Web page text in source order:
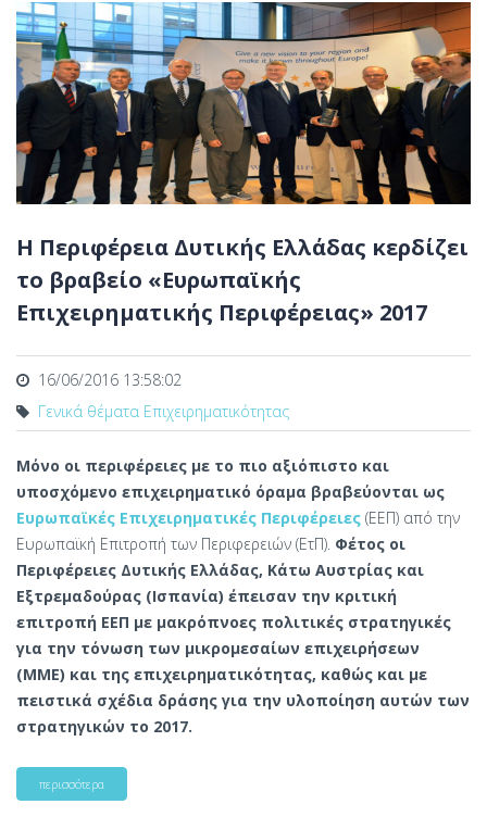
Η Περιφέρεια Δυτικής Ελλάδας κερδίζει
το βραβείο «Ευρωπαϊκής
Επιχειρηματικής Περιφέρειας» 2017
16/06/2016 13:58:02
Γενικά θέματα Επιχειρηματικότητας
Μόνο οι περιφέρειες με το πιο αξιόπιστο και
υποσχόμενο επιχειρηματικό όραμα βραβεύονται ως
Ευρωπαϊκές Επιχειρηματικές Περιφέρειες (ΕΕΠ) από την
Ευρωπαϊκή Επιτροπή των Περιφερειών (ΕτΠ). Φέτος οι
Περιφέρειες Δυτικής Ελλάδας, Κάτω Αυστρίας και
Εξτρεμαδούρας (Ισπανία) έπεισαν την κριτική
επιτροπή ΕΕΠ με μακρόπνοες πολιτικές στρατηγικές
για την τόνωση των μικρομεσαίων επιχειρήσεων
(ΜΜΕ) και της επιχειρηματικότητας, καθώς και με
πειστικά σχέδια δράσης για την υλοποίηση αυτών των
στρατηγικών το 2017.
περισσότερα